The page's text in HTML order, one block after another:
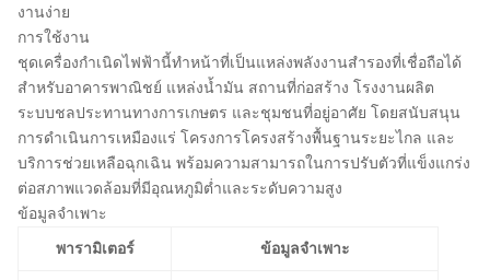
งานง่าย
การใช้งาน
ชุดเครื่องกำเนิดไฟฟ้านี้ทำหน้าที่เป็นแหล่งพลังงานสำรองที่เชื่อถือได้
สำหรับอาคารพาณิชย์ แหล่งน้ำมัน สถานที่ก่อสร้าง โรงงานผลิต
ระบบชลประทานทางการเกษตร และชุมชนที่อยู่อาศัย โดยสนับสนุน
การดำเนินการเหมืองแร่ โครงการโครงสร้างพื้นฐานระยะไกล และ
บริการช่วยเหลือฉุกเฉิน พร้อมความสามารถในการปรับตัวที่แข็งแกร่ง
ต่อสภาพแวดล้อมที่มีอุณหภูมิต่ำและระดับความสูง
ข้อมูลจำเพาะ
พารามิเตอร์
ข้อมูลจำเพาะ